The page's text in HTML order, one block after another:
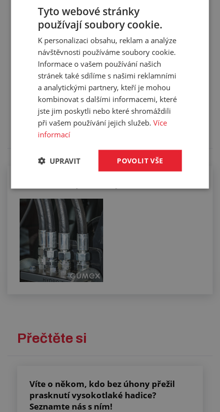
Pracovní tlak:
250 bar
Hmotnost:
0,871 kg/ks
Balení:
1,00 ks
Služby
Tento výrobek pro vás upravíme na míru. Konkrétní
specifikaci budete moci upřesnit v poznámce u
objednávky.
Přečtěte si
Víte o někom, kdo bez úhony přežil
prasknutí vysokotlaké hadice?
Seznamte nás s ním!
Tyto webové stránky
používají soubory cookie.
K personalizaci obsahu, reklam a analýze
návštěvnosti používáme soubory cookie.
Informace o vašem používání našich
stránek také sdílíme s našimi reklamními
a analytickými partnery, kteří je mohou
kombinovat s dalšími informacemi, které
jste jim poskytli nebo které shromáždili
při vašem používání jejich služeb.Více
informací
POVOLIT VŠE
UPRAVIT